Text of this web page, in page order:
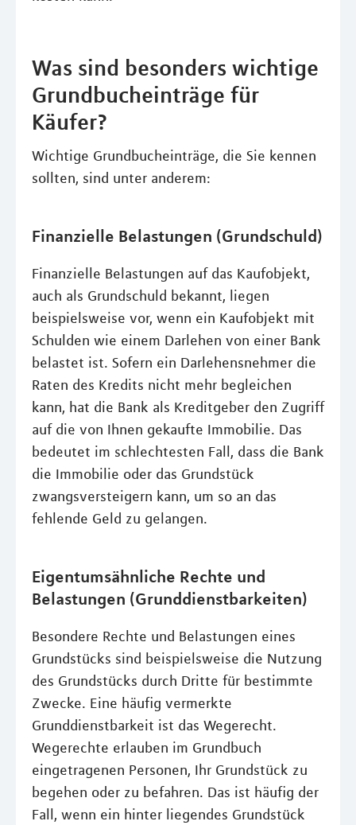
Was sind besonders wichtige
Grundbucheinträge für
Käufer?
Wichtige Grundbucheinträge, die Sie kennen
sollten, sind unter anderem:
Finanzielle Belastungen (Grundschuld)
Finanzielle Belastungen auf das Kaufobjekt,
auch als Grundschuld bekannt, liegen
beispielsweise vor, wenn ein Kaufobjekt mit
Schulden wie einem Darlehen von einer Bank
belastet ist. Sofern ein Darlehensnehmer die
Raten des Kredits nicht mehr begleichen
kann, hat die Bank als Kreditgeber den Zugriff
auf die von Ihnen gekaufte Immobilie. Das
bedeutet im schlechtesten Fall, dass die Bank
die Immobilie oder das Grundstück
zwangsversteigern kann, um so an das
fehlende Geld zu gelangen.
Eigentumsähnliche Rechte und
Belastungen (Grunddienstbarkeiten)
Besondere Rechte und Belastungen eines
Grundstücks sind beispielsweise die Nutzung
des Grundstücks durch Dritte für bestimmte
Zwecke. Eine häufig vermerkte
Grunddienstbarkeit ist das Wegerecht.
Wegerechte erlauben im Grundbuch
eingetragenen Personen, Ihr Grundstück zu
begehen oder zu befahren. Das ist häufig der
Fall, wenn ein hinter liegendes Grundstück